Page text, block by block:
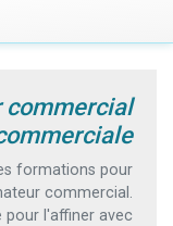
commercial
formations pour
commercial.
l'affiner avec